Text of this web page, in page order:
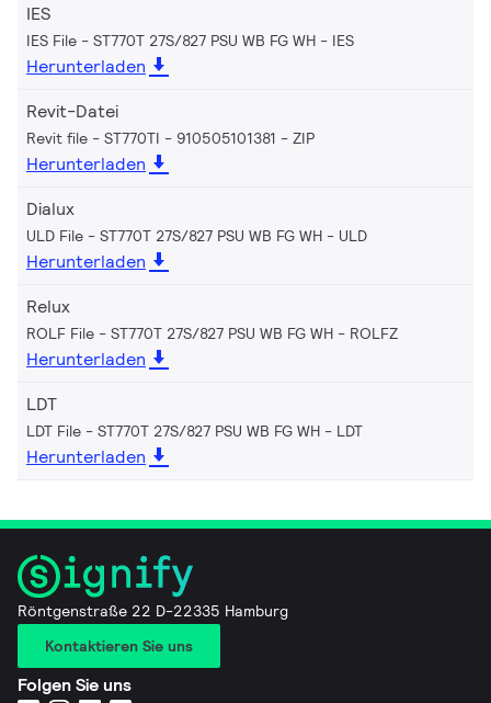
IES
IES File - ST770T 27S/827 PSU WB FG WH IES
Herunterladen
Revit-Datei
Revit file - ST770TI - 910505101381 ZIP
Herunterladen
Dialux
ULD File - ST770T 27S/827 PSU WB FG WH ULD
Herunterladen
Relux
ROLF File - ST770T 27S/827 PSU WB FG WH ROLFZ
Herunterladen
LDT
LDT File - ST770T 27S/827 PSU WB FG WH LDT
Herunterladen
Röntgenstraße 22 D-22335 Hamburg
Kontaktieren Sie uns
Folgen Sie uns